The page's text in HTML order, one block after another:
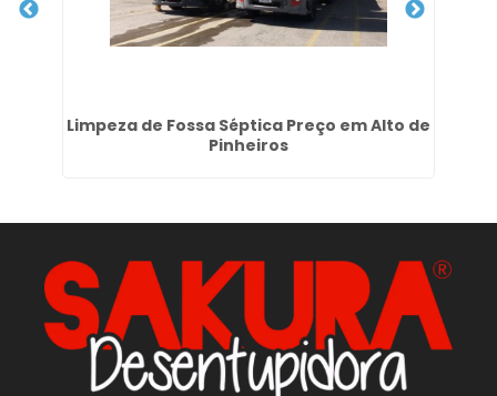
Limpeza de Fossa Séptica Preço em Alto de
Pinheiros